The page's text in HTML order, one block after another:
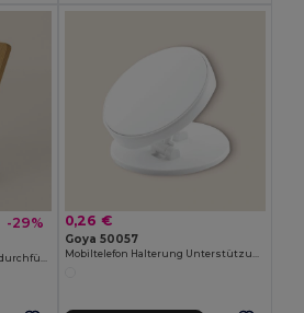
-29% 0,26 €
Goya 50057